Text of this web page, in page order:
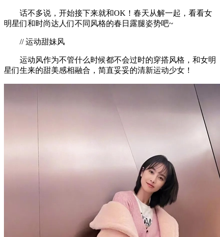
话不多说，开始接下来就和OK！春天从解一起，看看女
明星们和时尚达人们不同风格的春日露腿姿势吧~
// 运动甜妹风
运动风作为不管什么时候都不会过时的穿搭风格，和女明
星们生来的甜美感相融合，简直妥妥的清新运动少女！